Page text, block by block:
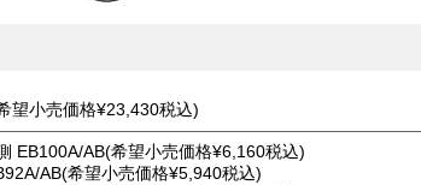
望小売価格¥23,430税込)
EB100A/AB(希望小売価格¥6,160税込)
AB(希望小売価格¥5,940税込)